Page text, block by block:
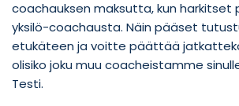
coachauksen maksutta, kun harkitset
yksilö-coachausta. Näin pääset
etukäteen ja voitte päättää
olisiko joku muu coacheistamme
Testi.